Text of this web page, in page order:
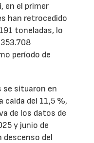
en el primer
han retrocedido
toneladas, lo
período de
se situaron en
caída del 11,5 %,
de los datos de
y junio de
descenso del